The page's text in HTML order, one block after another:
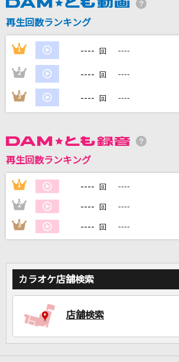
Story
カラオケ最新情報をチェック！
再生回数ランキング
1 ---- 回 ----
2 ---- 回 ----
3 ---- 回 ----
再生回数ランキング
1 ---- 回 ----
2 ---- 回 ----
3 ---- 回 ----
カラオケ店舗検索
店舗検索